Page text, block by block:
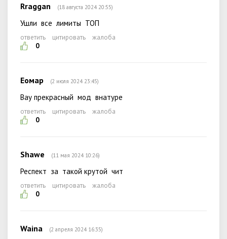
Rraggan (18 августа 2024 20:55)
Ушли все лимиты ТОП
ответить цитировать
жалоба
0
Еомар (2 июля 2024 23:45)
Вау прекрасный мод внатуре
ответить цитировать
жалоба
0
Shawe (11 мая 2024 10:26)
Респект за такой крутой чит
ответить цитировать
жалоба
0
Waina (2 апреля 2024 16:35)